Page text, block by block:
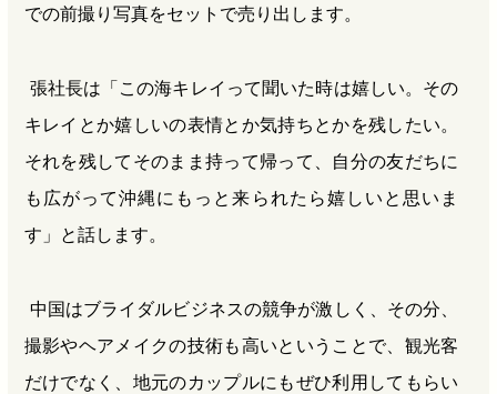
での前撮り写真をセットで売り出します。
張社長は「この海キレイって聞いた時は嬉しい。その
キレイとか嬉しいの表情とか気持ちとかを残したい。
それを残してそのまま持って帰って、自分の友だちに
も広がって沖縄にもっと来られたら嬉しいと思いま
す」と話します。
中国はブライダルビジネスの競争が激しく、その分、
撮影やヘアメイクの技術も高いということで、観光客
だけでなく、地元のカップルにもぜひ利用してもらい